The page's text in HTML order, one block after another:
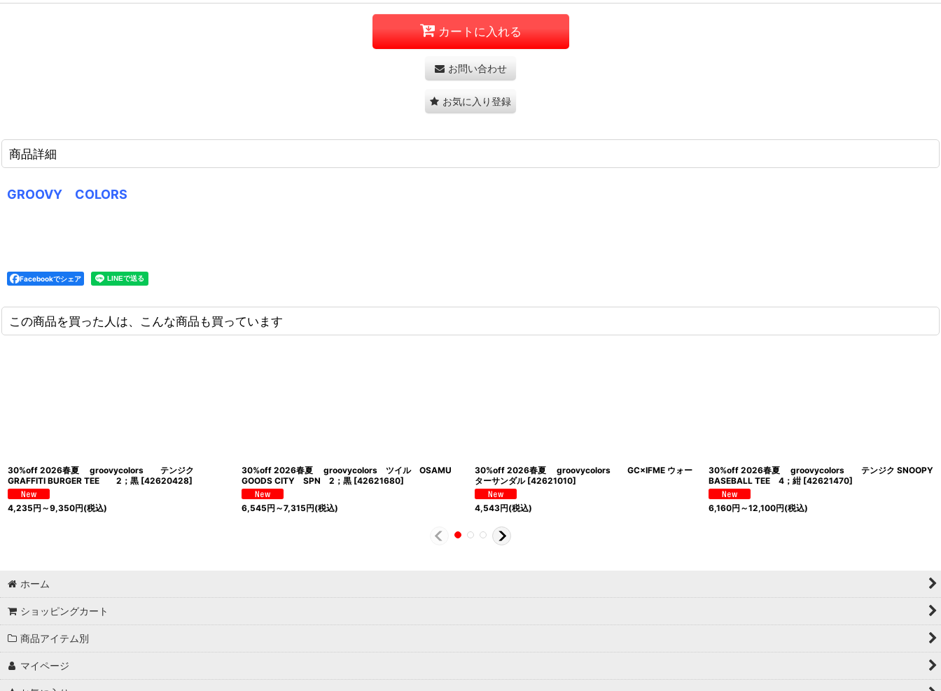
カートに入れる
お問い合わせ
お気に入り登録
商品詳細
GROOVY COLORS
Facebookでシェア
この商品を買った人は、こんな商品も買っています
30%off 2026春夏 groovycolors テンジク
GRAFFITI BURGER TEE 2；黒 [42620428]
4,235円 ～9,350円(税込)
30%off 2026春夏 groovycolors ツイル OSAMU
GOODS CITY SPN 2；黒 [42621680]
6,545円 ～7,315円(税込)
30%off 2026春夏 groovycolors GC×IFME ウォー
ターサンダル [42621010]
4,543円(税込)
30%off 2026春夏 groovycolors テンジク SNOOPY
BASEBALL TEE 4；紺 [42621470]
6,160円 ～12,100円(税込)
ホーム
ショッピングカート
商品アイテム別
マイページ